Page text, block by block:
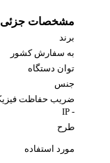
مشخصات جزئی
برند
به سفارش کشور
توان دستگاه
جنس
ضریب حفاظت
- IP
طرح
مورد استفاده